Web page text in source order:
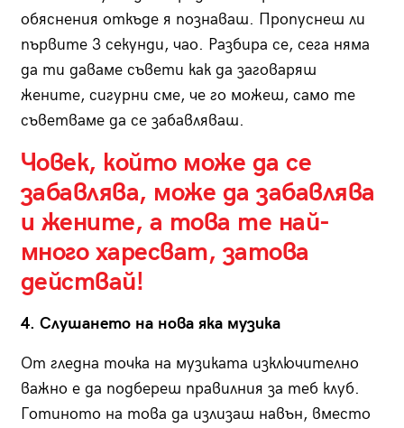
обяснения откъде я познаваш. Пропуснеш ли
първите 3 секунди, чао. Разбира се, сега няма
да ти даваме съвети как да заговаряш
жените, сигурни сме, че го можеш, само те
съветваме да се забавляваш.
Човек, който може да се
забавлява, може да забавлява
и жените, а това те най-
много харесват, затова
действай!
4. Слушането на нова яка музика
От гледна точка на музиката изключително
важно е да подбереш правилния за теб клуб.
Готиното на това да излизаш навън, вместо